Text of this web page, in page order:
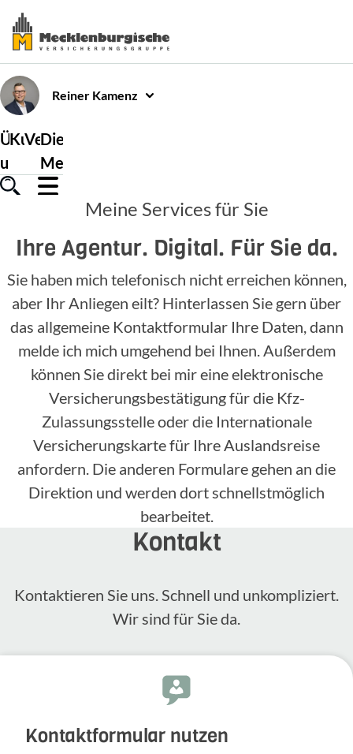
Reiner Kamenz
Über
uns
Kundenservice
Versicherungen
Die
Mecklenburgische
Meine Services für Sie
Ihre Agentur. Digital. Für Sie da.
Sie haben mich telefonisch nicht erreichen können,
aber Ihr Anliegen eilt? Hinterlassen Sie gern über
das allgemeine Kontaktformular Ihre Daten, dann
melde ich mich umgehend bei Ihnen. Außerdem
können Sie direkt bei mir eine elektronische
Versicherungsbestätigung für die Kfz-
Zulassungsstelle oder die Internationale
Versicherungskarte für Ihre Auslandsreise
anfordern. Die anderen Formulare gehen an die
Direktion und werden dort schnellstmöglich
bearbeitet.
Kontakt
Kontak­tieren Sie uns. Schnell und unkom­pli­ziert.
Wir sind für Sie da.
Kontakt­for­mular nutzen